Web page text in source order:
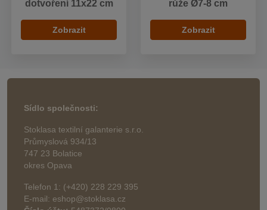
dotvoření 11x22 cm
Zobrazit
růže Ø7-8 cm
Zobrazit
Sídlo společnosti:
Stoklasa textilní galanterie s.r.o.
Průmyslová 934/13
747 23 Bolatice
okres Opava
Telefon 1: (+420) 228 229 395
E-mail: eshop@stoklasa.cz